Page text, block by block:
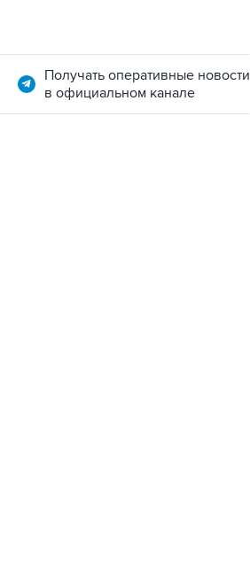
Получать оперативные новости
в официальном канале